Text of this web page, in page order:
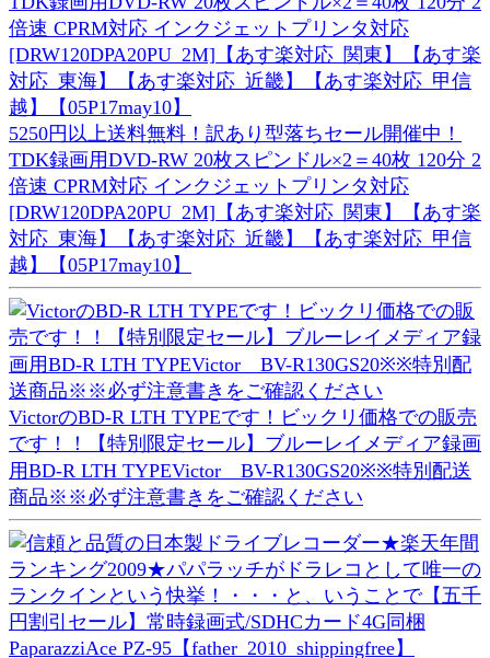
5250円以上送料無料！訳あり型落ちセール開催中！
TDK録画用DVD-RW 20枚スピンドル×2＝40枚 120分 2
倍速 CPRM対応 インクジェットプリンタ対応
[DRW120DPA20PU_2M]【あす楽対応_関東】【あす楽
対応_東海】【あす楽対応_近畿】【あす楽対応_甲信
越】【05P17may10】
VictorのBD-R LTH TYPEです！ビックリ価格での販売
です！！【特別限定セール】ブルーレイメディア録画
用BD-R LTH TYPEVictor BV-R130GS20※※特別配送
商品※※必ず注意書きをご確認ください